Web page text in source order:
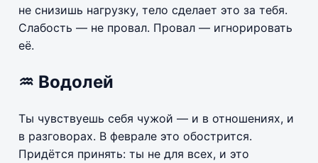
не снизишь нагрузку, тело сделает это за тебя.
Слабость — не провал. Провал — игнорировать
её.
♒ Водолей
Ты чувствуешь себя чужой — и в отношениях, и
в разговорах. В феврале это обострится.
Придётся принять: ты не для всех, и это